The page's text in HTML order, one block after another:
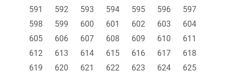
591
592 593 594 595 596
597
598
599 600 601 602 603
604
605
606 607 608 609 610
611
612
613 614 615 616 617
618
619
620 621 622 623 624
625